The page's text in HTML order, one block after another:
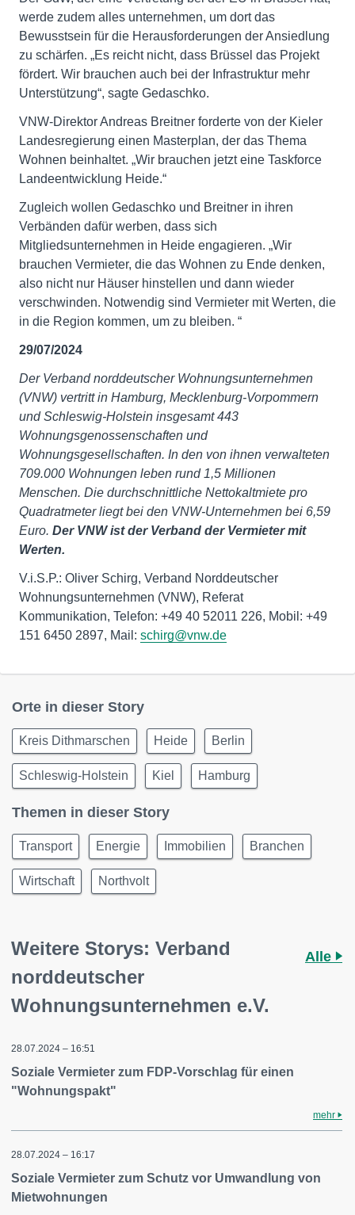
werde zudem alles unternehmen, um dort das
Bewusstsein für die Herausforderungen der Ansiedlung
zu schärfen. „Es reicht nicht, dass Brüssel das Projekt
fördert. Wir brauchen auch bei der Infrastruktur mehr
Unterstützung“, sagte Gedaschko.
VNW-Direktor Andreas Breitner forderte von der Kieler
Landesregierung einen Masterplan, der das Thema
Wohnen beinhaltet. „Wir brauchen jetzt eine Taskforce
Landeentwicklung Heide.“
Zugleich wollen Gedaschko und Breitner in ihren
Verbänden dafür werben, dass sich
Mitgliedsunternehmen in Heide engagieren. „Wir
brauchen Vermieter, die das Wohnen zu Ende denken,
also nicht nur Häuser hinstellen und dann wieder
verschwinden. Notwendig sind Vermieter mit Werten, die
in die Region kommen, um zu bleiben. “
29/07/2024
Der Verband norddeutscher Wohnungsunternehmen
(VNW) vertritt in Hamburg, Mecklenburg-Vorpommern
und Schleswig-Holstein insgesamt 443
Wohnungsgenossenschaften und
Wohnungsgesellschaften. In den von ihnen verwalteten
709.000 Wohnungen leben rund 1,5 Millionen
Menschen. Die durchschnittliche Nettokaltmiete pro
Quadratmeter liegt bei den VNW-Unternehmen bei 6,59
Euro. Der VNW ist der Verband der Vermieter mit
Werten.
V.i.S.P.: Oliver Schirg, Verband Norddeutscher
Wohnungsunternehmen (VNW), Referat
Kommunikation, Telefon: +49 40 52011 226, Mobil: +49
151 6450 2897, Mail: schirg@vnw.de
Orte in dieser Story
Kreis Dithmarschen Heide Berlin
Schleswig-Holstein Kiel Hamburg
Themen in dieser Story
Transport Energie Immobilien Branchen
Wirtschaft Northvolt
Weitere Storys: Verband
norddeutscher
Wohnungsunternehmen e.V.
Alle
28.07.2024 – 16:51
Soziale Vermieter zum FDP-Vorschlag für einen
"Wohnungspakt"
mehr
28.07.2024 – 16:17
Soziale Vermieter zum Schutz vor Umwandlung von
Mietwohnungen